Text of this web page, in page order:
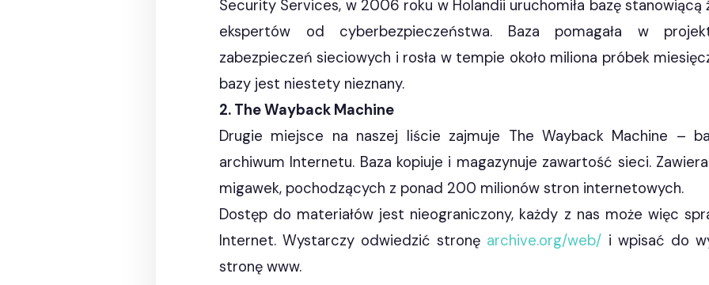
Security Services, w 2006 roku w Holandii uruchomiła bazę stanowiącą
ekspertów od cyberbezpieczeństwa. Baza pomagała w
zabezpieczeń sieciowych i rosła w tempie około miliona próbek
bazy jest niestety nieznany.
2. The Wayback Machine
Drugie miejsce na naszej liście zajmuje The Wayback Machine –
archiwum Internetu. Baza kopiuje i magazynuje zawartość sieci.
migawek, pochodzących z ponad 200 milionów stron internetowych.
Dostęp do materiałów jest nieograniczony, każdy z nas może więc
Internet. Wystarczy odwiedzić stronę archive.org/web/ i wpisać do
stronę www.